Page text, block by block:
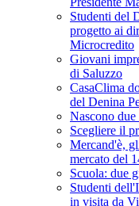
Studenti del
progetto ai
Microcredito
Giovani
di Saluzzo
CasaClima
del Denina
Nascono
Scegliere il
Mercand'è,
mercato del
Scuola: due
Studenti
in visita da